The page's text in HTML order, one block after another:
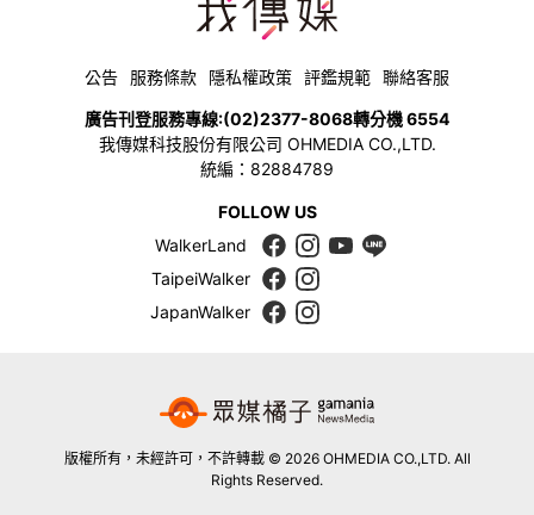
公告 服務條款 隱私權政策 評鑑規範 聯絡客服
廣告刊登服務專線:(02)2377-8068轉分機 6554
我傳媒科技股份有限公司 OHMEDIA CO.,LTD.
統編：82884789
FOLLOW US
WalkerLand
TaipeiWalker
JapanWalker
版權所有，未經許可，不許轉載 © 2026 OHMEDIA CO.,LTD. All
Rights Reserved.